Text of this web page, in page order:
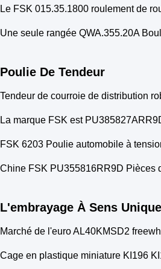
Le FSK 015.35.1800 roulement de
Une seule rangée QWA.355.20A
Poulie De Tendeur
Tendeur de courroie de distribution
La marque FSK est
FSK 6203 Poulie automobile à
Chine FSK PU355816RR9D Pièces
L'embrayage À Sens Unique
Marché de l'euro AL40KMSD2
Cage en plastique miniature KI196